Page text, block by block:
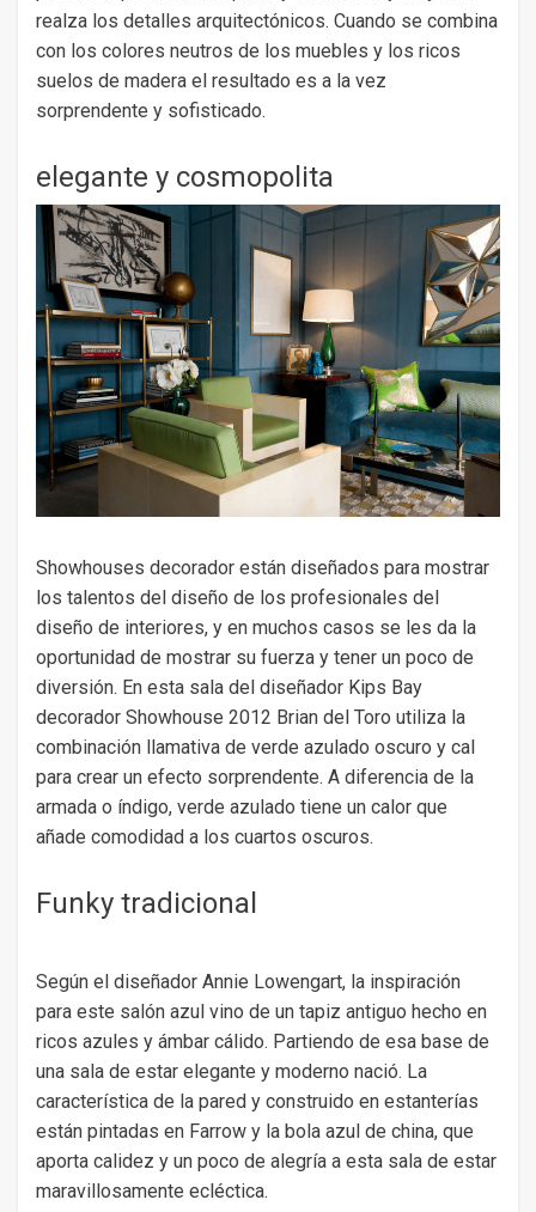
realza los detalles arquitectónicos. Cuando se combina
con los colores neutros de los muebles y los ricos
suelos de madera el resultado es a la vez
sorprendente y sofisticado.
elegante y cosmopolita
Showhouses decorador están diseñados para mostrar
los talentos del diseño de los profesionales del
diseño de interiores, y en muchos casos se les da la
oportunidad de mostrar su fuerza y ​​tener un poco de
diversión. En esta sala del diseñador Kips Bay
decorador Showhouse 2012 Brian del Toro utiliza la
combinación llamativa de verde azulado oscuro y cal
para crear un efecto sorprendente. A diferencia de la
armada o índigo, verde azulado tiene un calor que
añade comodidad a los cuartos oscuros.
Funky tradicional
Según el diseñador Annie Lowengart, la inspiración
para este salón azul vino de un tapiz antiguo hecho en
ricos azules y ámbar cálido. Partiendo de esa base de
una sala de estar elegante y moderno nació. La
característica de la pared y construido en estanterías
están pintadas en Farrow y la bola azul de china, que
aporta calidez y un poco de alegría a esta sala de estar
maravillosamente ecléctica.